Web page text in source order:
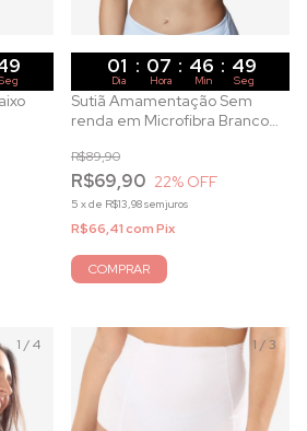
01 : 07 : 46 : 47
Dia Hora Min Seg
Sutiã Amamentação Sem
renda em Microfibra Branco
R$69,90
R$89,90
22% OFF
5 xde R$13,98sem juros
R$66,41comPix
COMPRAR
1 /4 1 /3